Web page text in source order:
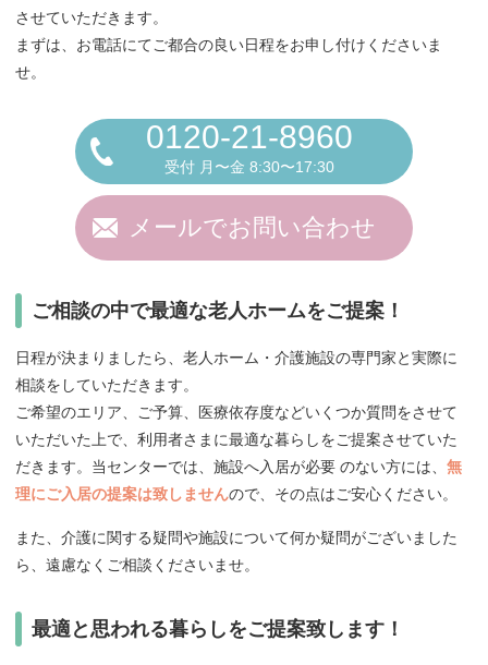
させていただきます。
まずは、お電話にてご都合の良い日程をお申し付けくださいま
せ。
0120-21-8960
受付 月〜金 8:30〜17:30
メールでお問い合わせ
ご相談の中で最適な老人ホームをご提案！
日程が決まりましたら、老人ホーム・介護施設の専門家と実際に
相談をしていただきます。
ご希望のエリア、ご予算、医療依存度などいくつか質問をさせて
いただいた上で、利用者さまに最適な暮らしをご提案させていた
だきます。当センターでは、施設へ入居が必要 のない方には、無
理にご入居の提案は致しませんので、その点はご安心ください。
また、介護に関する疑問や施設について何か疑問がございました
ら、遠慮なくご相談くださいませ。
最適と思われる暮らしをご提案致します！